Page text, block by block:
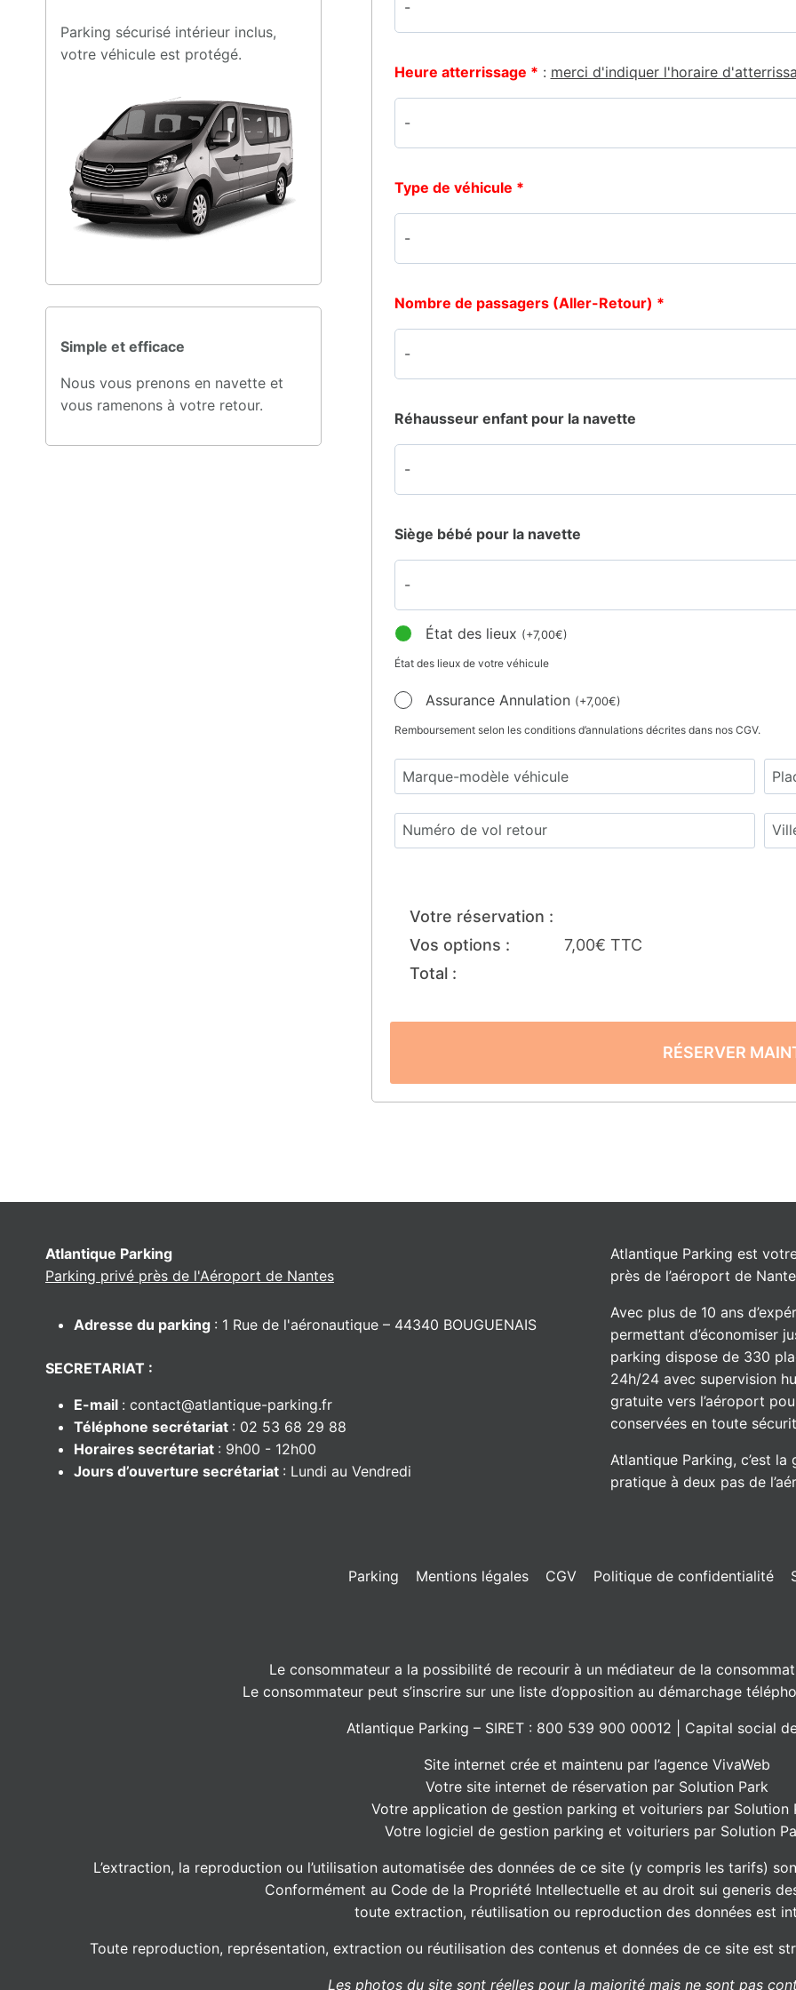
Heure atterrissage * : merci d'indiquer l'horaire
Type de véhicule *
Nombre de passagers (Aller-Retour) *
Réhausseur enfant pour la navette
Siège bébé pour la navette
État des lieux (+7,00€)
État des lieux de votre véhicule
Assurance Annulation (+7,00€)
Remboursement selon les conditions d’annulations décrites dans nos CGV.
Votre réservation :
Vos options :
7,00€ TTC
Total :
RÉSERVER
Parking sécurisé intérieur inclus,
votre véhicule est protégé.
Simple et efficace
Nous vous prenons en navette et
vous ramenons à votre retour.
Atlantique Parking
Parking privé près de l'Aéroport de Nantes
Adresse du parking : 1 Rue de l'aéronautique – 44340 BOUGUENAIS
SECRETARIAT :
E-mail : contact@atlantique-parking.fr
Téléphone secrétariat : 02 53 68 29 88
Horaires secrétariat : 9h00 - 12h00
Jours d’ouverture secrétariat : Lundi au Vendredi
Atlantique Parking est
près de l’aéroport de
Avec plus de 10 ans
permettant d’économiser
parking dispose de 330
24h/24 avec supervision
gratuite vers l’aéroport
conservées en toute
Atlantique Parking, c’est
pratique à deux pas de
Parking Mentions légales CGV Politique de confidentialité
Le consommateur a la possibilité de recourir à un médiateur de la
Le consommateur peut s’inscrire sur une liste d’opposition au démarchage
Atlantique Parking – SIRET : 800 539 900 00012 | Capital social
Site internet crée et maintenu par l’agence VivaWeb
Votre site internet de réservation par Solution Park
Votre application de gestion parking et voiturierspar Solution
Votre logiciel de gestion parking et voiturierspar Solution
L’extraction, la reproduction ou l’utilisation automatisée des données de ce site (y compris les tarifs)
Conformément au Code de la Propriété Intellectuelle et au droit sui generis
toute extraction, réutilisation ou reproduction des données est
Toute reproduction, représentation, extraction ou réutilisation des contenus et données de ce site est
Les photos du site sont réelles pour la majorité mais ne sont pas